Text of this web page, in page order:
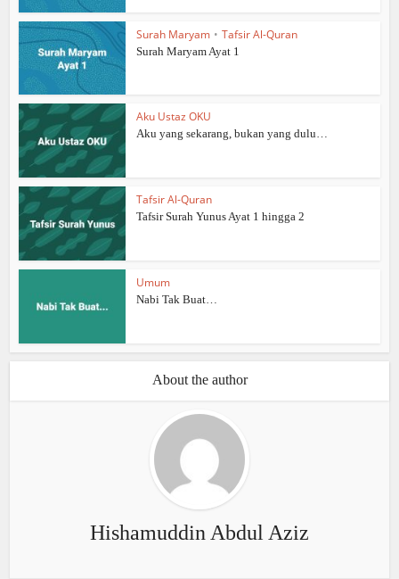
Surah Maryam • Tafsir Al-Quran
Surah Maryam Ayat 1
Aku Ustaz OKU
Aku yang sekarang, bukan yang dulu…
Tafsir Al-Quran
Tafsir Surah Yunus Ayat 1 hingga 2
Umum
Nabi Tak Buat…
About the author
Hishamuddin Abdul Aziz